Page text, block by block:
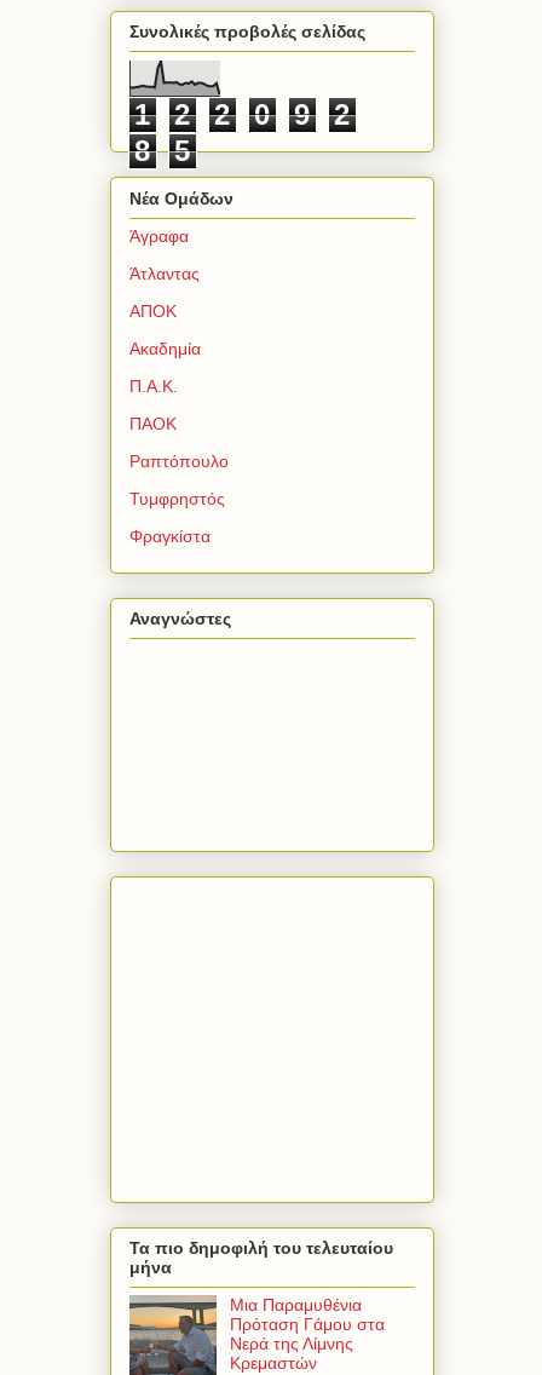
Συνολικές προβολές σελίδας
1 2 2 0 9
2
8
5
Νέα Ομάδων
Άγραφα
Άτλαντας
ΑΠΟΚ
Ακαδημία
Π.Α.Κ.
ΠΑΟΚ
Ραπτόπουλο
Τυμφρηστός
Φραγκίστα
Αναγνώστες
Τα πιο δημοφιλή του τελευταίου
μήνα
Μια Παραμυθένια
Πρόταση Γάμου στα
Νερά της Λίμνης
Κρεμαστών